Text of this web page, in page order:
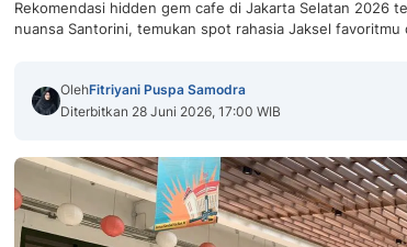
Rekomendasi hidden gem cafe di Jakarta Selatan 2026
nuansa Santorini, temukan spot rahasia Jaksel favoritmu
OlehFitriyani Puspa Samodra
Diterbitkan 28 Juni 2026, 17:00 WIB